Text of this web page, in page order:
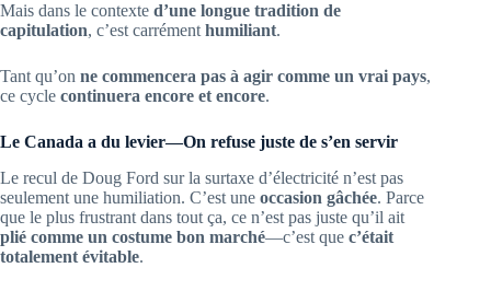
Mais dans le contexte d’une longue tradition de
capitulation, c’est carrément humiliant.
Tant qu’on ne commencera pas à agir comme un vrai pays,
ce cycle continuera encore et encore.
Le Canada a du levier—On refuse juste de s’en servir
Le recul de Doug Ford sur la surtaxe d’électricité n’est pas
seulement une humiliation. C’est une occasion gâchée. Parce
que le plus frustrant dans tout ça, ce n’est pas juste qu’il ait
plié comme un costume bon marché—c’est que c’était
totalement évitable.